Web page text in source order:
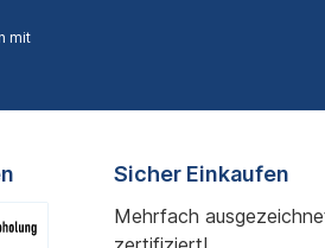
mit
Sicher Einkaufen
Mehrfach